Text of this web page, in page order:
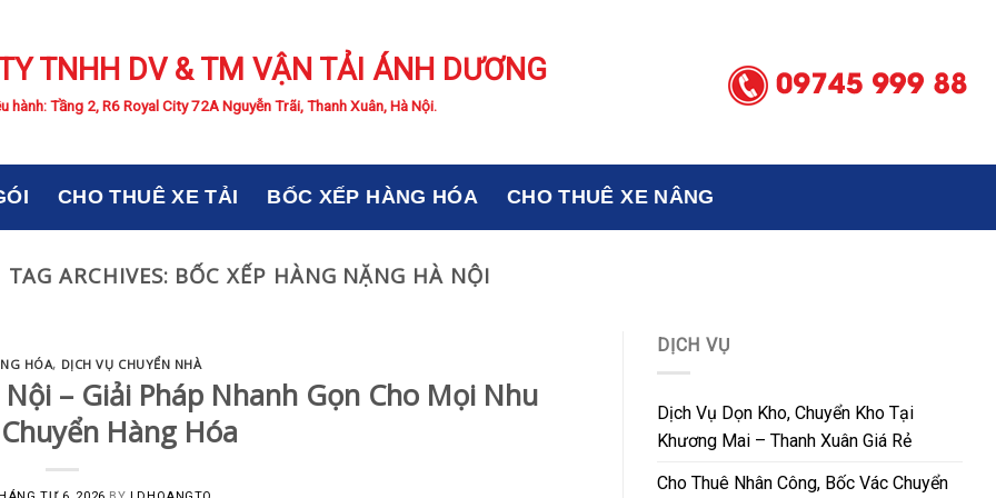
TNHH DV & TM VẬN TẢI ÁNH DƯƠNG
hành: Tầng 2, R6 Royal City 72A Nguyễn Trãi, Thanh Xuân, Hà Nội.
CHO THUÊ XE TẢI BỐC XẾP HÀNG HÓA CHO THUÊ XE NÂNG
TAG ARCHIVES: BỐC XẾP HÀNG NẶNG HÀ NỘI
HÓA, DỊCH VỤ CHUYỂN NHÀ
– Giải Pháp Nhanh Gọn Cho Mọi Nhu
Hàng Hóa
DỊCH VỤ
Dịch Vụ Dọn Kho, Chuyển Kho Tại
Khương Mai – Thanh Xuân Giá Rẻ
Cho Thuê Nhân Công, Bốc Vác Chuyển